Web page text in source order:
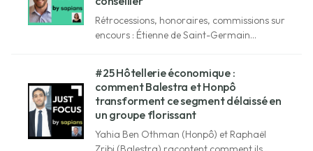
Rétrocessions, honoraires, commissions sur
encours : Étienne de Saint-Germain
patrimoine.
#25 Hôtellerie économique :
comment Balestra et Honpô
transforment ce segment délaissé en
un groupe florissant
Yahia Ben Othman (Honpô) et Raphaël